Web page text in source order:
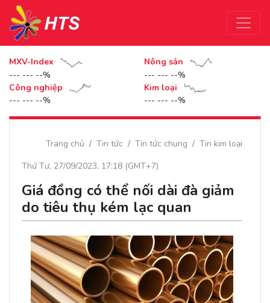
MXV-Index
--- --- --%
Nông sản
--- --- --%
Công nghiệp
--- --- --%
Kim loại
--- --- --%
Trang chủ Tin tức Tin tức chung
Tin kim loại
Thứ Tư, 27/09/2023, 17:18 (GMT+7)
Giá đồng có thể nối dài đà giảm
do tiêu thụ kém lạc quan